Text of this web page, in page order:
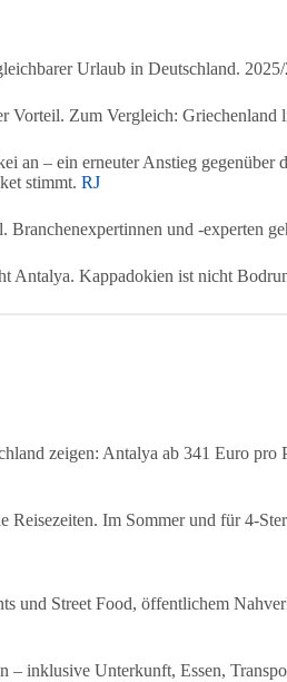
Urlaub in Deutschland.
Zum Vergleich:
an – ein erneuter Anstieg
stimmt. RJ
und -experten
Kappadokien ist nicht
zeigen: Antalya ab 341 Euro
Im Sommer und für 4-
und Street Food, öffentlichem
– inklusive Unterkunft, Essen,